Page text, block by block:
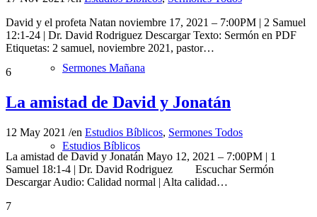
Sermones Mañana
Estudios Bíblicos
David y el profeta Natan noviembre 17, 2021 – 7:00PM | 2 Samuel
12:1-24 | Dr. David Rodriguez Descargar Texto: Sermón en PDF
Etiquetas: 2 samuel, noviembre 2021, pastor…
6
La amistad de David y Jonatán
12 May 2021 /en Estudios Bíblicos, Sermones Todos
La amistad de David y Jonatán Mayo 12, 2021 – 7:00PM | 1
Samuel 18:1-4 | Dr. David Rodriguez Escuchar Sermón
Descargar Audio: Calidad normal | Alta calidad…
7